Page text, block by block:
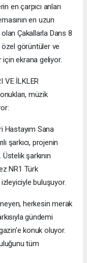
en çarpıcı anları
en uzun
Çakallarla Dans 8
görüntüler ve
ekrana geliyor.
VE İLKLER
müzik
Hastayım Sana
şarkıcı, projenin
Üstelik şarkının
NR1 Türk
buluşuyor.
herkesin merak
gündemi
konuk oluyor.
tüm